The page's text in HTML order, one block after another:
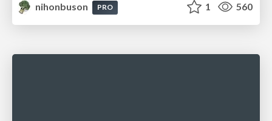
nihonbuson
PRO 1 560